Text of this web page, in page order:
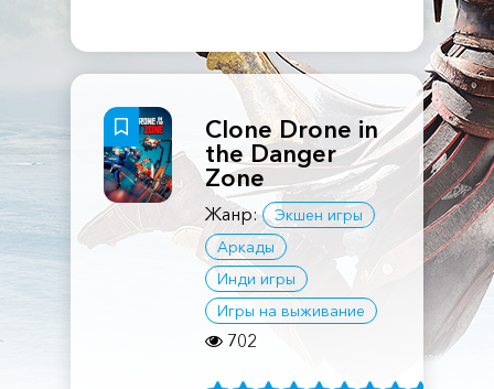
Clone Drone in
the Danger
Zone
Жанр:
Экшен игры
Аркады
Инди игры
Игры на выживание
702